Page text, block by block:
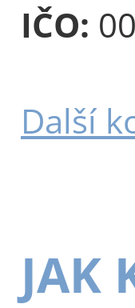
IČO:
Další
JAK